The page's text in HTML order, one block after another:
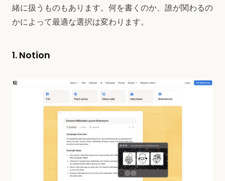
緒に扱うものもあります。何を書くのか、誰が関わるの
かによって最適な選択は変わります。
1. Notion